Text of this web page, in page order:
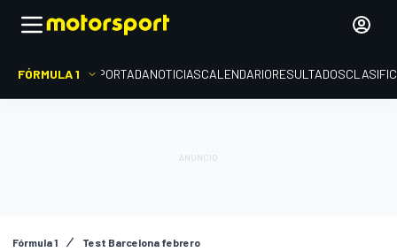
FÓRMULA 1 PORTADANOTICIASCALENDARIORESULTADOS
Fórmula 1 Test Barcelona febrero